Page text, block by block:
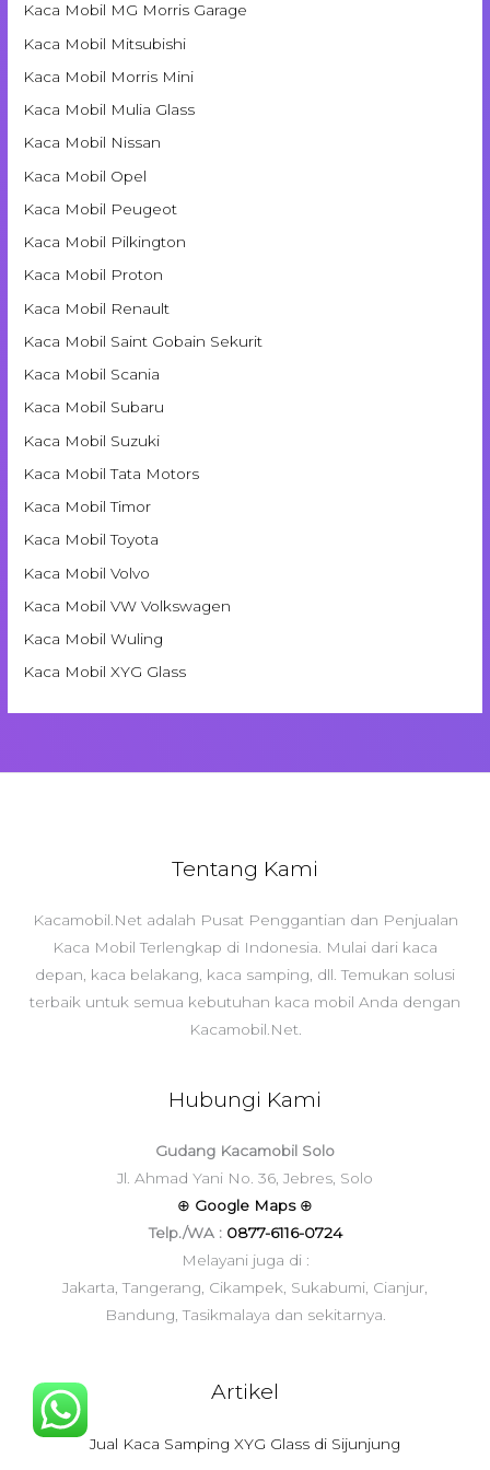
Kaca Mobil MG Morris Garage
Kaca Mobil Mitsubishi
Kaca Mobil Morris Mini
Kaca Mobil Mulia Glass
Kaca Mobil Nissan
Kaca Mobil Opel
Kaca Mobil Peugeot
Kaca Mobil Pilkington
Kaca Mobil Proton
Kaca Mobil Renault
Kaca Mobil Saint Gobain Sekurit
Kaca Mobil Scania
Kaca Mobil Subaru
Kaca Mobil Suzuki
Kaca Mobil Tata Motors
Kaca Mobil Timor
Kaca Mobil Toyota
Kaca Mobil Volvo
Kaca Mobil VW Volkswagen
Kaca Mobil Wuling
Kaca Mobil XYG Glass
Tentang Kami
Kacamobil.Net adalah Pusat Penggantian dan Penjualan
Kaca Mobil Terlengkap di Indonesia. Mulai dari kaca
depan, kaca belakang, kaca samping, dll. Temukan solusi
terbaik untuk semua kebutuhan kaca mobil Anda dengan
Kacamobil.Net.
Hubungi Kami
Gudang Kacamobil Solo
Jl. Ahmad Yani No. 36, Jebres, Solo
⊕ Google Maps ⊕
Telp./WA : 0877-6116-0724
Melayani juga di :
Jakarta, Tangerang, Cikampek, Sukabumi, Cianjur,
Bandung, Tasikmalaya dan sekitarnya.
Artikel
Jual Kaca Samping XYG Glass di Sijunjung